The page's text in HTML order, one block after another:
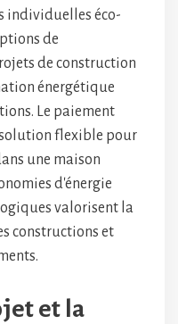
individuelles éco-
de
de construction
énergétique
Le paiement
flexible pour
une maison
d'énergie
valorisent la
constructions et
et la